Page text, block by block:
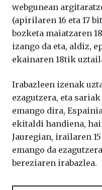
webgunean
(apirilaren 16 eta 17
bozketa maiatzaren
izango da eta, aldiz,
ekainaren 18tik
Irabazleen izenak
ezagutzera, eta
emango dira,
ekitaldi handiena,
Jauregian, irailaren
emango da
bereziaren irabazlea.